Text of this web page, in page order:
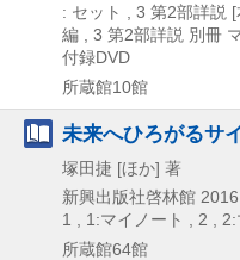
: セット , 3 第2部詳説
編 , 3 第2部詳説 別冊
付録DVD
所蔵館10館
未来へひろがるサ
塚田捷 [ほか] 著
新興出版社啓林館
1 , 1:マイノート , 2 ,
所蔵館64館